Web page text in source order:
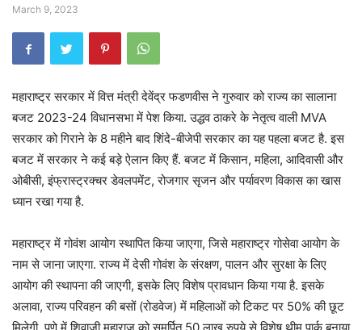
March 9, 2023
महाराष्ट्र सरकार में वित्त मंत्री देवेंद्र फडणवीस ने गुरुवार को राज्य का सालाना
बजट 2023-24 विधानसभा में पेश किया. उद्धव ठाकरे के नेतृत्व वाली MVA
सरकार को गिराने के 8 महीने बाद शिंदे-बीजेपी सरकार का यह पहला बजट है. इस
बजट में सरकार ने कई बड़े ऐलान किए हैं. बजट में किसान, महिला, आदिवासी और
ओबीसी, इंफ्रास्ट्रक्चर डेवलपमेंट, रोजगार सृजन और पर्यावरण विकास का खास
ध्यान रखा गया है.
महाराष्ट्र में गोवंश आयोग स्थापित किया जाएगा, जिसे महाराष्ट्र गोसेवा आयोग के
नाम से जाना जाएगा. राज्य में देसी गोवंश के संरक्षण, पालन और सुरक्षा के लिए
आयोग की स्थापना की जाएगी, इसके लिए विशेष प्रावधान किया गया है. इसके
अलावा, राज्य परिवहन की बसों (रोडवेज) में महिलाओं को टिकट पर 50% की छूट